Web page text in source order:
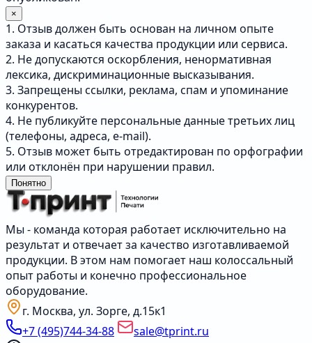
×
1. Отзыв должен быть основан на личном опыте
заказа и касаться качества продукции или сервиса.
2. Не допускаются оскорбления, ненормативная
лексика, дискриминационные высказывания.
3. Запрещены ссылки, реклама, спам и упоминание
конкурентов.
4. Не публикуйте персональные данные третьих лиц
(телефоны, адреса, e-mail).
5. Отзыв может быть отредактирован по орфографии
или отклонён при нарушении правил.
Понятно
Мы - команда которая работает исключительно на
результат и отвечает за качество изготавливаемой
продукции. В этом нам помогает наш колоссальный
опыт работы и конечно профессиональное
оборудование.
г. Москва, ул. Зорге, д.15к1
+7 (495)744-34-88
sale@tprint.ru